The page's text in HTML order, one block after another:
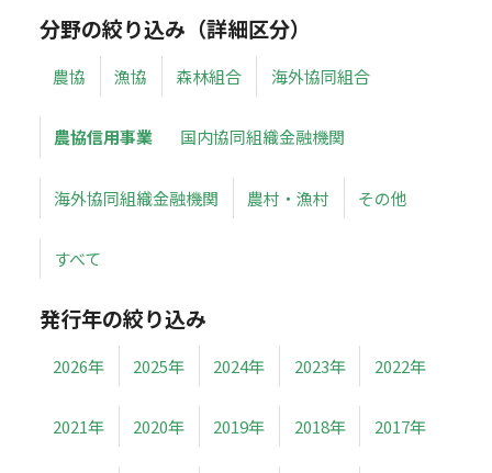
分野の絞り込み（詳細区分）
農協 漁協 森林組合 海外協同組合
農協信用事業 国内協同組織金融機関
海外協同組織金融機関 農村・漁村 その他
すべて
発行年の絞り込み
2026年 2025年 2024年 2023年 2022年
2021年 2020年 2019年 2018年 2017年